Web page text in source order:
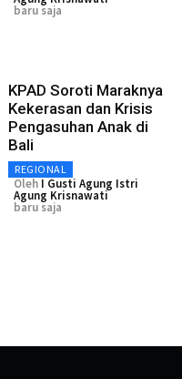
baru saja
KPAD Soroti Maraknya
Kekerasan dan Krisis
Pengasuhan Anak di
Bali
REGIONAL
Oleh I Gusti Agung Istri
Agung Krisnawati
baru saja